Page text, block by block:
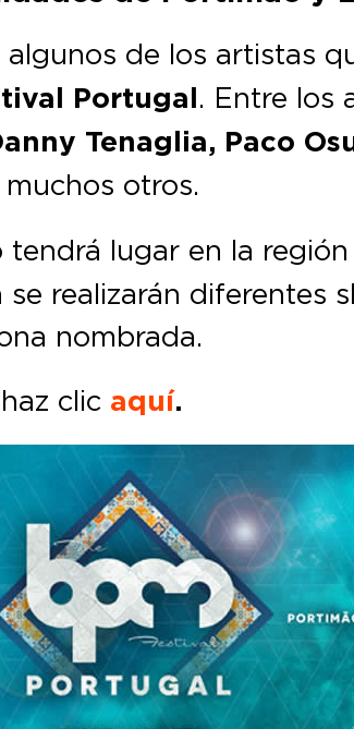
de los artistas
Portugal. Entre los
Tenaglia, Paco
otros.
tendrá lugar en la
realizarán diferentes
nombrada.
clic aquí.